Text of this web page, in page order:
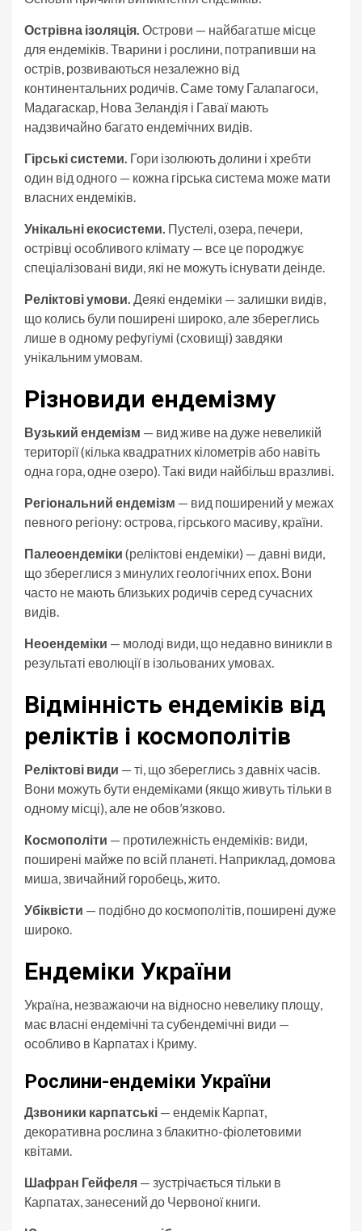
Острівна ізоляція. Острови — найбагатше місце
для ендеміків. Тварини і рослини, потрапивши на
острів, розвиваються незалежно від
континентальних родичів. Саме тому Галапагоси,
Мадагаскар, Нова Зеландія і Гаваї мають
надзвичайно багато ендемічних видів.
Гірські системи. Гори ізолюють долини і хребти
один від одного — кожна гірська система може мати
власних ендеміків.
Унікальні екосистеми. Пустелі, озера, печери,
острівці особливого клімату — все це породжує
спеціалізовані види, які не можуть існувати деінде.
Реліктові умови. Деякі ендеміки — залишки видів,
що колись були поширені широко, але збереглись
лише в одному рефугіумі (сховищі) завдяки
унікальним умовам.
Різновиди ендемізму
Вузький ендемізм — вид живе на дуже невеликій
території (кілька квадратних кілометрів або навіть
одна гора, одне озеро). Такі види найбільш вразливі.
Регіональний ендемізм — вид поширений у межах
певного регіону: острова, гірського масиву, країни.
Палеоендеміки (реліктові ендеміки) — давні види,
що збереглися з минулих геологічних епох. Вони
часто не мають близьких родичів серед сучасних
видів.
Неоендеміки — молоді види, що недавно виникли в
результаті еволюції в ізольованих умовах.
Відмінність ендеміків від
реліктів і космополітів
Реліктові види — ті, що збереглись з давніх часів.
Вони можуть бути ендеміками (якщо живуть тільки в
одному місці), але не обов’язково.
Космополіти — протилежність ендеміків: види,
поширені майже по всій планеті. Наприклад, домова
миша, звичайний горобець, жито.
Убіквісти — подібно до космополітів, поширені дуже
широко.
Ендеміки України
Україна, незважаючи на відносно невелику площу,
має власні ендемічні та субендемічні види —
особливо в Карпатах і Криму.
Рослини-ендеміки України
Дзвоники карпатські — ендемік Карпат,
декоративна рослина з блакитно-фіолетовими
квітами.
Шафран Гейфеля — зустрічається тільки в
Карпатах, занесений до Червоної книги.